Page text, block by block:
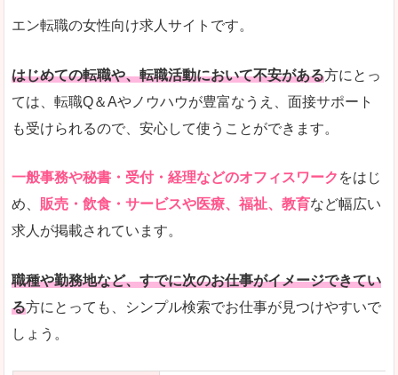
詳しい説明
とにかく、女性ならではの職種の専門性が高いの
また、アパレル・コスメ、エステ・ネイル・美容
人気度
専門性が高いので、これらのお仕事に転職を考
リクルートグループなので、大手という安心感も
使いやすさ
検索がしやすく、求人詳細にも画像やイラストな
エン転職の女性向け求人サイトです。
はじめての転職や、転職活動において不安がある方にとっ
ては、転職Q＆Aやノウハウが豊富なうえ、面接サポート
も受けられるので、安心して使うことができます。
一般事務や秘書・受付・経理などのオフィスワーク をはじ
め、 販売・飲食・サービスや医療、福祉、教育など幅広い
求人が掲載されています。
職種や勤務地など、すでに次のお仕事がイメージできてい
る方にとっても、シンプル検索でお仕事が見つけやすいで
しょう。